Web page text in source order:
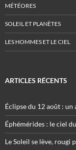
MÉTÉORES
SOLEIL ET PLANÈTES
LES HOMMES ET LE CIEL
ARTICLES RÉCENTS
Éclipse du 12 août : un
Éphémérides : le ciel
Le Soleil se lève, rougi